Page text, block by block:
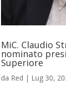
MiC. Claudio
nominato
Superiore
da Red | Lug 30,